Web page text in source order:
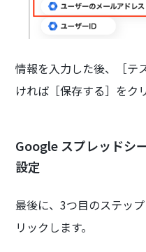
情報を入力した後、［テ
ければ［保存する］をク
Google スプレッドシ
設定
最後に、3つ目のステッ
リックします。